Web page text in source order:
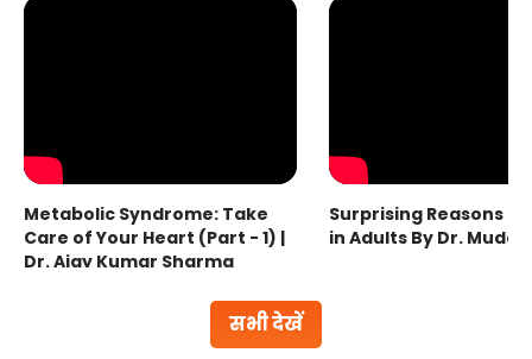
सभी देखें
Metabolic Syndrome: Take
Care of Your Heart (Part - 1) |
Dr. Ajay Kumar Sharma
Surprising Reasons
in Adults By Dr.